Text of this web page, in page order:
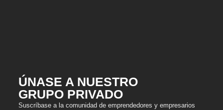
ÚNASE A NUESTRO
GRUPO PRIVADO
Suscríbase a la comunidad de emprendedores y empresarios